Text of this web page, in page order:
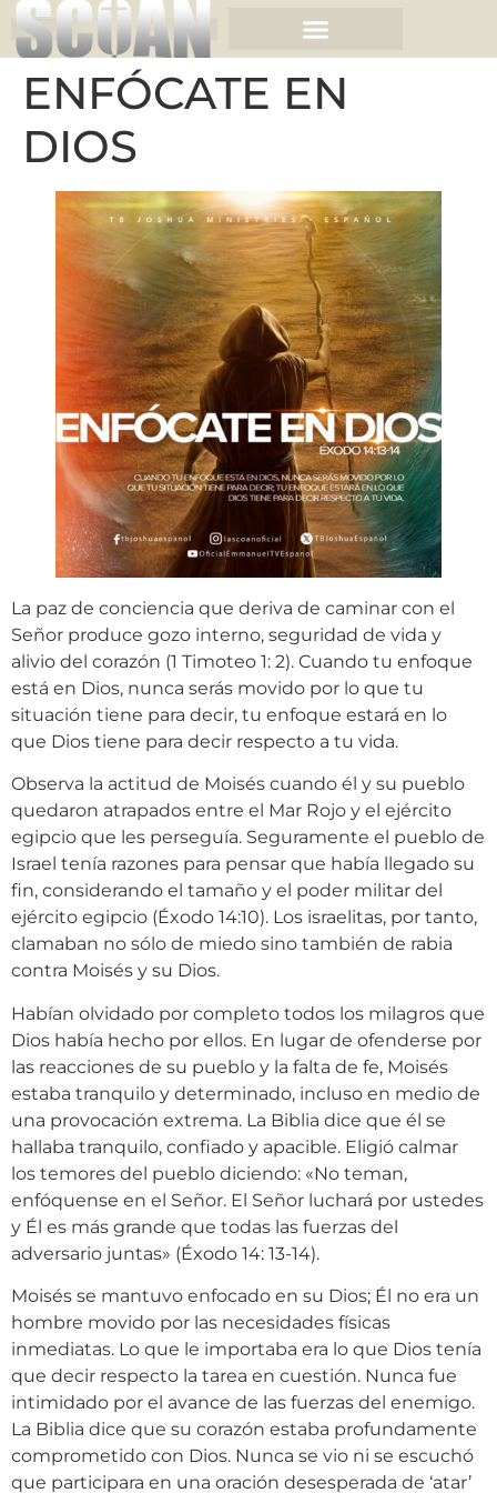
ENFÓCATE EN
DIOS
La paz de conciencia que deriva de caminar con el
Señor produce gozo interno, seguridad de vida y
alivio del corazón (1 Timoteo 1: 2). Cuando tu enfoque
está en Dios, nunca serás movido por lo que tu
situación tiene para decir, tu enfoque estará en lo
que Dios tiene para decir respecto a tu vida.
Observa la actitud de Moisés cuando él y su pueblo
quedaron atrapados entre el Mar Rojo y el ejército
egipcio que les perseguía. Seguramente el pueblo de
Israel tenía razones para pensar que había llegado su
fin, considerando el tamaño y el poder militar del
ejército egipcio (Éxodo 14:10). Los israelitas, por tanto,
clamaban no sólo de miedo sino también de rabia
contra Moisés y su Dios.
Habían olvidado por completo todos los milagros que
Dios había hecho por ellos. En lugar de ofenderse por
las reacciones de su pueblo y la falta de fe, Moisés
estaba tranquilo y determinado, incluso en medio de
una provocación extrema. La Biblia dice que él se
hallaba tranquilo, confiado y apacible. Eligió calmar
los temores del pueblo diciendo: «No teman,
enfóquense en el Señor. El Señor luchará por ustedes
y Él es más grande que todas las fuerzas del
adversario juntas» (Éxodo 14: 13-14).
Moisés se mantuvo enfocado en su Dios; Él no era un
hombre movido por las necesidades físicas
inmediatas. Lo que le importaba era lo que Dios tenía
que decir respecto la tarea en cuestión. Nunca fue
intimidado por el avance de las fuerzas del enemigo.
La Biblia dice que su corazón estaba profundamente
comprometido con Dios. Nunca se vio ni se escuchó
que participara en una oración desesperada de ‘atar’